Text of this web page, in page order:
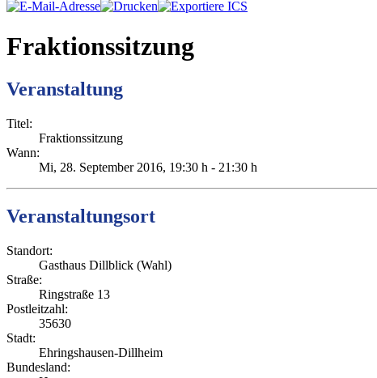
Fraktionssitzung
Veranstaltung
Titel:
Fraktionssitzung
Wann:
Mi, 28. September 2016, 19:30 h - 21:30 h
Veranstaltungsort
Standort:
Gasthaus Dillblick (Wahl)
Straße:
Ringstraße 13
Postleitzahl:
35630
Stadt:
Ehringshausen-Dillheim
Bundesland: